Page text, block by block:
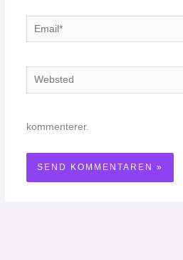
Email*
Websted
kommenterer.